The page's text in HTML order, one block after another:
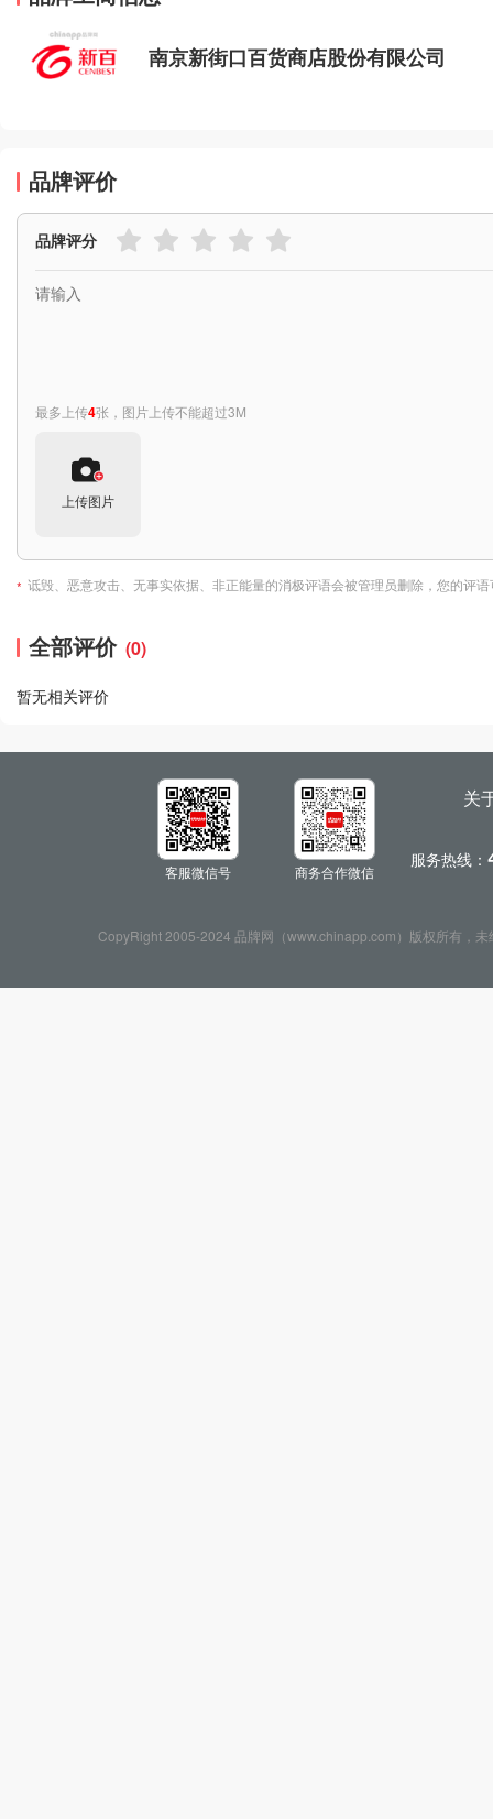
南京新街口百货商店股份有限公司
品牌评价
品牌评分
最多上传4张，图片上传不能超过3M
上传图片
* 诋毁、恶意攻击、无事实依据、非正能量的消极评语会被管理员删除，您的评
全部评价 (0)
暂无相关评价
客服微信号 商务合作微信
关
服务热线：
CopyRight 2005-2024 品牌网（www.chinapp.com）版权所有，